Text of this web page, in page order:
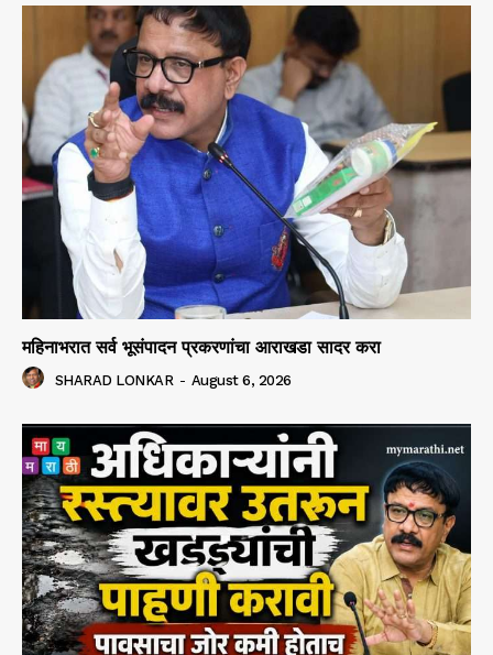
महिनाभरात सर्व भूसंपादन प्रकरणांचा आराखडा सादर करा
SHARAD LONKAR - August 6, 2026